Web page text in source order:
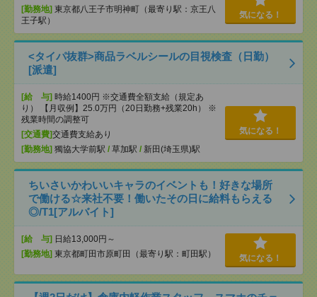
[勤務地] 東京都八王子市明神町（最寄り駅：京王八
王子駅）
気になる！
<タイパ抜群>商品ラベルシールの目視検査（日勤）
[派遣]
[給 与] 時給1400円 ※交通費全額支給（規定あ
り） 【月収例】25.0万円（20日勤務+残業20h） ※
残業時間の調整可
[交通費]交通費支給あり
[勤務地] 獨協大学前駅 / 草加駅 / 新田(埼玉県)駅
気になる！
ちいさいかわいいキャラのイベントも！好きな場所
で働ける☆来社不要！働いたその日に給料もらえる
◎/T1[アルバイト]
[給 与] 日給13,000円～
[勤務地] 東京都町田市原町田（最寄り駅：町田駅） 気になる！